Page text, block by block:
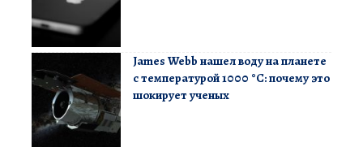
James Webb нашел воду на планете
с температурой 1000 °C: почему это
шокирует ученых